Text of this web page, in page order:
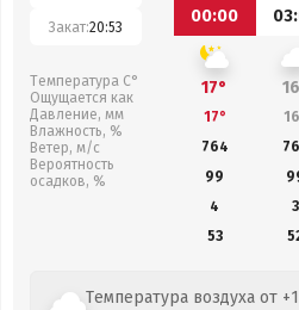
Закат:20:53
Температура С°
Ощущается как
Давление, мм
Влажность, %
Ветер, м/с
Вероятность
осадков, %
00:00
17°
17°
764
99
4
3
53
Температура воздуха от